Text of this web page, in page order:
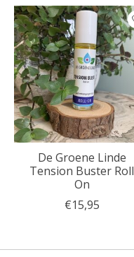
De Groene Linde
Tension Buster Roll
On
€15,95